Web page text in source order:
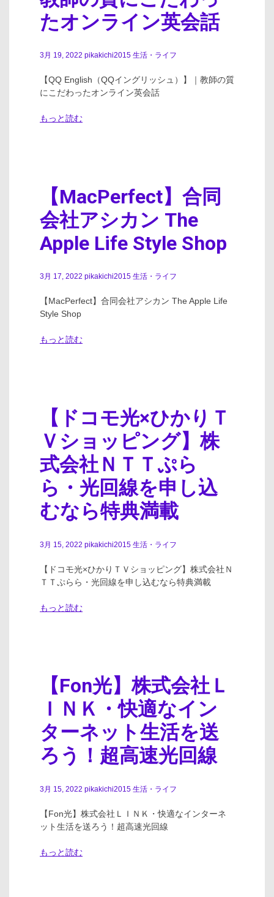
たオンライン英会話
3月 19, 2022 pikakichi2015 生活・ライフ
【QQ English（QQイングリッシュ）】｜教師の質
にこだわったオンライン英会話
もっと読む
【MacPerfect】合同
会社アシカン The
Apple Life Style Shop
3月 17, 2022 pikakichi2015 生活・ライフ
【MacPerfect】合同会社アシカン The Apple Life
Style Shop
もっと読む
【ドコモ光×ひかりＴ
Ｖショッピング】株
式会社ＮＴＴぷら
ら・光回線を申し込
むなら特典満載
3月 15, 2022 pikakichi2015 生活・ライフ
【ドコモ光×ひかりＴＶショッピング】株式会社Ｎ
ＴＴぷらら・光回線を申し込むなら特典満載
もっと読む
【Fon光】株式会社Ｌ
ＩＮＫ・快適なイン
ターネット生活を送
ろう！超高速光回線
3月 15, 2022 pikakichi2015 生活・ライフ
【Fon光】株式会社ＬＩＮＫ・快適なインターネ
ット生活を送ろう！超高速光回線
もっと読む